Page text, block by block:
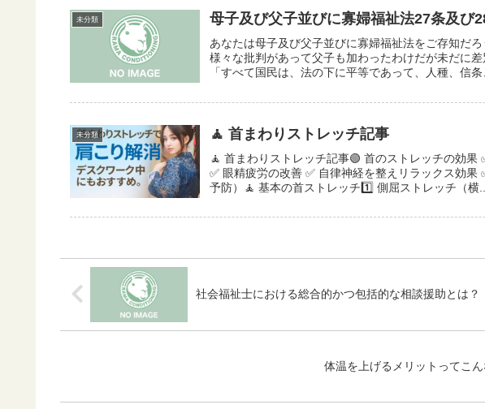
未分類 母子及び父子並びに寡婦福祉法27条及び
あなたは母子及び父子並びに寡婦福祉法をご存知だ
様々な批判があって父子も加わったわけだが未だに
「すべて国民は、法の下に平等であって、人種、信
未分類 🧘 首まわりストレッチ記事
🧘 首まわりストレッチ記事🟢 首のストレッチの効果
✅ 眼精疲労の改善 ✅ 自律神経を整えリラックス効果
予防）🧘 基本の首ストレッチ1️⃣ 側屈ストレッチ（横...
社会福祉士における総合的かつ包括的な相談援助とは？
体温を上げるメリットってこん